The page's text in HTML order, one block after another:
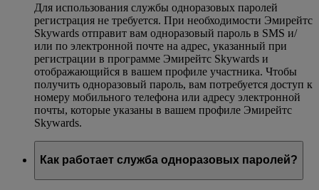
Для использования службы одноразовых паролей
регистрация не требуется. При необходимости Эмирейтс
Skywards отправит вам одноразовый пароль в SMS и/
или по электронной почте на адрес, указанный при
регистрации в программе Эмирейтс Skywards и
отображающийся в вашем профиле участника. Чтобы
получить одноразовый пароль, вам потребуется доступ к
номеру мобильного телефона или адресу электронной
почты, которые указаны в вашем профиле Эмирейтс
Skywards.
Как работает служба одноразовых паролей?